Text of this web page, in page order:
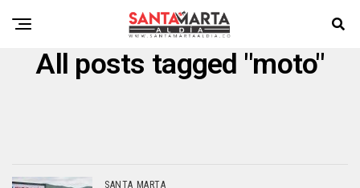
All posts tagged "moto"
SANTA MARTA